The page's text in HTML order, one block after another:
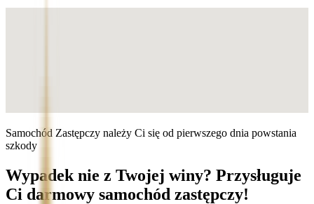
Samochód Zastępczy należy Ci się od pierwszego dnia powstania
szkody
Wypadek nie z Twojej winy? Przysługuje
Ci darmowy samochód zastępczy!